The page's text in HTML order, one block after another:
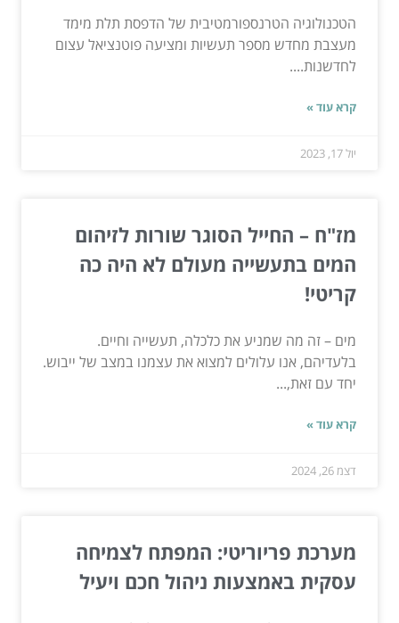
הטכנולוגיה הטרנספורמטיבית של הדפסת תלת מימד
מעצבת מחדש מספר תעשיות ומציעה פוטנציאל עצום
לחדשנות....
קרא עוד »
יול 17, 2023
מז"ח – החייל הסוגר שורות לזיהום
המים בתעשייה מעולם לא היה כה
קריטי!
מים – זה מה שמניע את כלכלה, תעשייה וחיים.
בלעדיהם, אנו עלולים למצוא את עצמנו במצב של ייבוש.
יחד עם זאת,...
קרא עוד »
דצמ 26, 2024
מערכת פריוריטי: המפתח לצמיחה
עסקית באמצעות ניהול חכם ויעיל